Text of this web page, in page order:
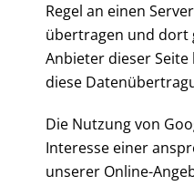
Regel an einen
übertragen und dort
Anbieter dieser
diese
Die Nutzung von
Interesse einer
unserer Online-